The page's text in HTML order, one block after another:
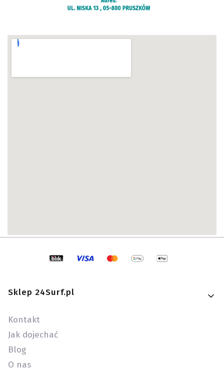
Linki w stopce
Sklep 24Surf.pl
Kontakt
Jak dojechać
Blog
O nas